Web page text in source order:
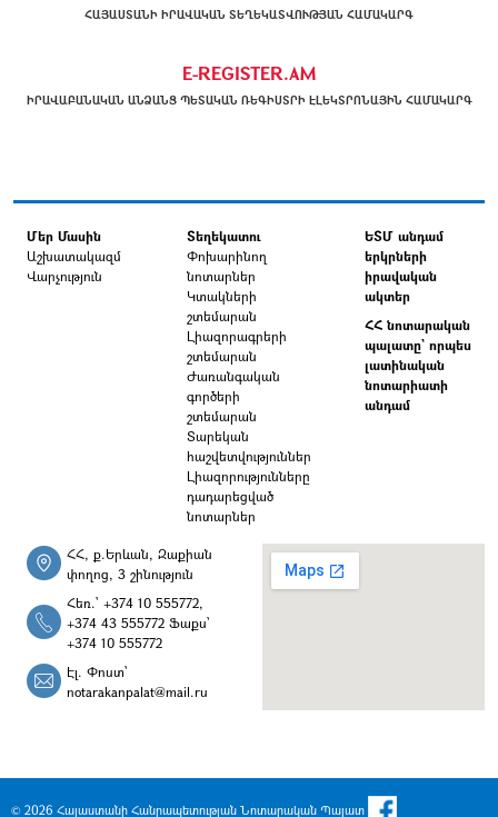
ՀԱՅԱՍՏԱՆԻ ԻՐԱՎԱԿԱՆ ՏԵՂԵԿԱՏՎՈՒԹՅԱՆ ՀԱՄԱԿԱՐԳ
E-REGISTER.AM
ԻՐԱՎԱԲԱՆԱԿԱՆ ԱՆՁԱՆՑ ՊԵՏԱԿԱՆ ՌԵԳԻՍՏՐԻ ԷԼԵԿՏՐՈՆԱՅԻՆ ՀԱՄԱԿԱՐԳ
Մեր Մասին
Աշխատակազմ
Վարչություն
Տեղեկատու
Փոխարինող
նոտարներ
Կտակների
շտեմարան
Լիազորագրերի
շտեմարան
Ժառանգական
գործերի
շտեմարան
Տարեկան
հաշվետվություններ
Լիազորությունները
դադարեցված
նոտարներ
ԵՏՄ անդամ
երկրների
իրավական
ակտեր
ՀՀ նոտարական
պալատը` որպես
լատինական
նոտարիատի
անդամ
ՀՀ, ք.Երևան, Զաքիան
փողոց, 3 շինություն
Հեռ.՝ +374 10 555772,
+374 43 555772 Ֆաքս՝
+374 10 555772
Էլ. Փոստ՝
notarakanpalat@mail.ru
© 2026 Հայաստանի Հանրապետության Նոտարական Պալատ